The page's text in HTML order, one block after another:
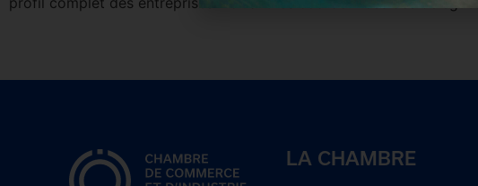
LA CHAMBRE